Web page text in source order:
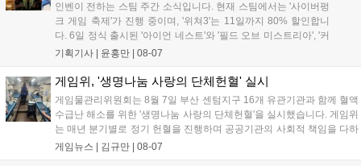
인벤이 전하는 스팀 주간 소식입니다. 현재 스팀에서는 '사이버펑
크 게임 축제'가 진행 중이며, '위쳐3'는 11일까지 80% 할인합니
다. 6일 정식 출시된 '아이언 네스트'와 '필드 오브 미스트리아', '커
세어 코브'가 호평받고 있습니다. 한편, 7일 출시된 '마블 투혼'은
다. 유비소프트의 '고스트리콘: 와일드랜드'는 7년 만의 대규모 업
데이트 '라스트 라이츠'와 함께 95% 할인 중입니다....
기획기사 | 윤홍만 08-07
게임위, '생명나눔 사랑의 단체헌혈' 실시
게임물관리위원회는 8월 7일 부산 센텀지구 16개 유관기관과 함께 혈액
수급난 해소를 위한 '생명나눔 사랑의 단체헌혈'을 실시했습니다. 게임위
는 매년 분기별로 정기 헌혈을 진행하며 공공기관의 사회적 책임을 다하
고 있으며, 이번 행사에는 영화진흥위원회 등 14개 기관 임직원이 동참
게임뉴스 | 김규만 08-07